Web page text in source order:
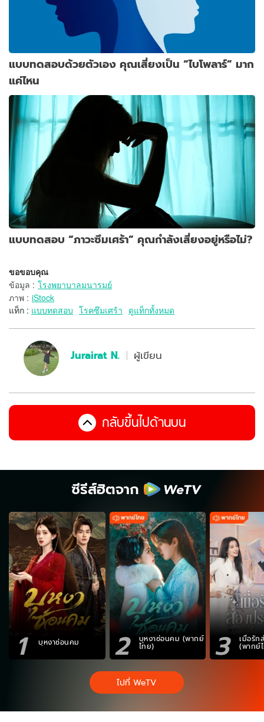
แบบทดสอบด้วยตัวเอง คุณเสี่ยงเป็น “ไบโพลาร์” มาก
แค่ไหน
แบบทดสอบ “ภาวะซึมเศร้า” คุณกำลังเสี่ยงอยู่หรือไม่?
ขอขอบคุณ
ข้อมูล : โรงพยาบาลมนารมย์
ภาพ : iStock
แท็ก : แบบทดสอบ โรคซึมเศร้า ดูแท็กทั้งหมด
Jurairat N. ผู้เขียน
กลับขึ้นไปด้านบน
ซีรีส์ฮิตจาก
1 บุหงาซ่อนคม 2 บุหงาซ่อนคม (พากย์
ไทย) 3 เมื่อรัก
(พากย์
ไปที่ WeTV